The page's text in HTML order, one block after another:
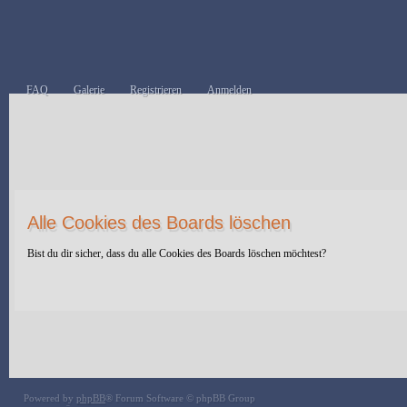
FAQ Galerie Registrieren Anmelden
Alle Cookies des Boards löschen
Bist du dir sicher, dass du alle Cookies des Boards löschen möchtest?
Powered by phpBB® Forum Software © phpBB Group